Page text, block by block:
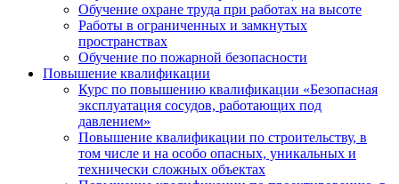
Обучение охране труда при работах на высоте
Работы в ограниченных и замкнутых
пространствах
Обучение по пожарной безопасности
Повышение квалификации
Курс по повышению квалификации «Безопасная
эксплуатация сосудов, работающих под
давлением»
Повышение квалификации по строительству, в
том числе и на особо опасных, уникальных и
технически сложных объектах